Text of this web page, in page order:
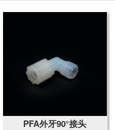
PFA外牙90°接头